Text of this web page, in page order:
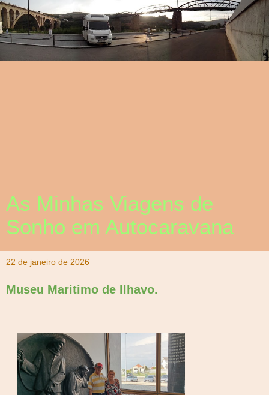
As Minhas Viagens de
Sonho em Autocaravana
22 de janeiro de 2026
Museu Maritimo de Ilhavo.